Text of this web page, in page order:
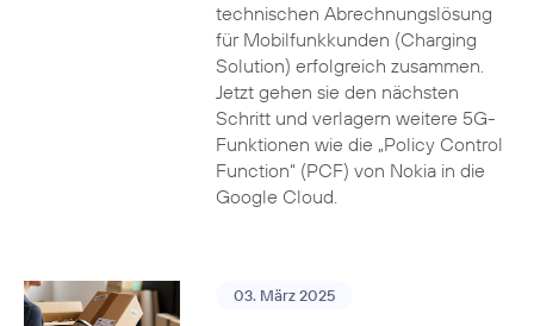
technischen Abrechnungslösung
für Mobilfunkkunden (Charging
Solution) erfolgreich zusammen.
Jetzt gehen sie den nächsten
Schritt und verlagern weitere 5G-
Funktionen wie die „Policy Control
Function“ (PCF) von Nokia in die
Google Cloud.
03. März 2025